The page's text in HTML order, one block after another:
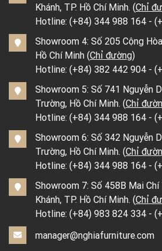
Khánh, TP. Hồ Chí Minh. (Chỉ
Hotline: (+84) 344 988 164 -
Showroom 4: Số 205 Cộng
Hồ Chí Minh (Chỉ đường)
Hotline: (+84) 382 442 904 -
Showroom 5: Số 741 Nguyễn
Trường, Hồ Chí Minh. (Chỉ
Hotline: (+84) 344 988 164 -
Showroom 6: Số 342 Nguyễn
Trường, Hồ Chí Minh. (Chỉ
Hotline: (+84) 344 988 164 -
Showroom 7: Số 458B Mai
Khánh, TP. Hồ Chí Minh. (Chỉ
Hotline: (+84) 983 824 334 -
manager@nghiafurniture.com